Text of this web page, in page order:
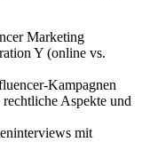
Marketing
Y (online vs.
Kampagnen
Aspekte und
mit